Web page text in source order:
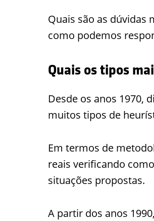
Quais são as dúvidas
como podemos
Quais os tipos
Desde os anos 1970,
muitos tipos de
Em termos de
reais verificando
situações propostas.
A partir dos anos